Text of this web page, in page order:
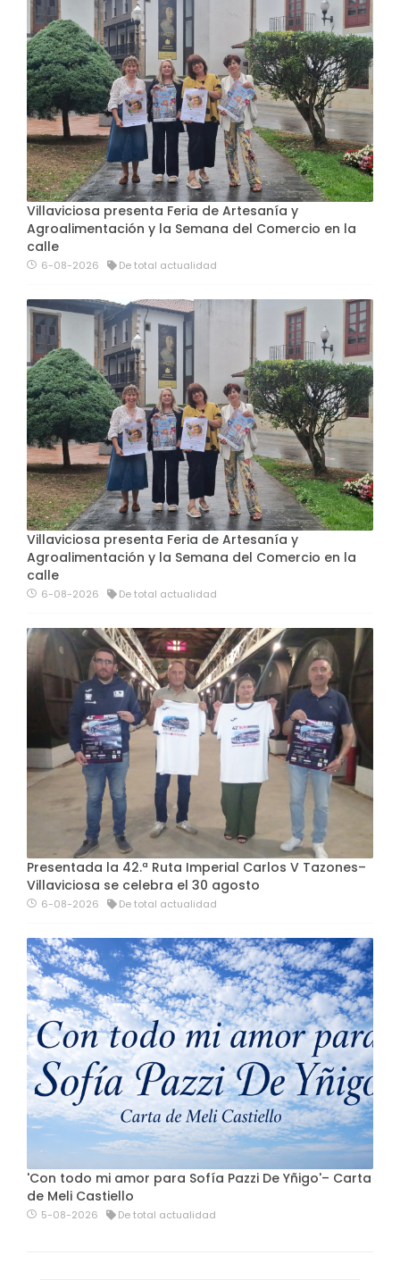
Villaviciosa presenta Feria de Artesanía y
Agroalimentación y la Semana del Comercio en la
calle
6-08-2026 De total actualidad
Villaviciosa presenta Feria de Artesanía y
Agroalimentación y la Semana del Comercio en la
calle
6-08-2026 De total actualidad
Presentada la 42.ª Ruta Imperial Carlos V Tazones–
Villaviciosa se celebra el 30 agosto
6-08-2026 De total actualidad
'Con todo mi amor para Sofía Pazzi De Yñigo'– Carta
de Meli Castiello
5-08-2026 De total actualidad